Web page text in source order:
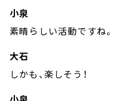
小泉
素晴らしい活動ですね。
大石
しかも、楽しそう！